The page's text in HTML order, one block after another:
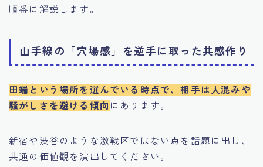
順番に解説します。
山手線の「穴場感」を逆手に取った共感作り
田端という場所を選んでいる時点で、相手は人混みや
騒がしさを避ける傾向 にあります。
新宿や渋谷のような激戦区ではない点を話題に出し、
共通の価値観を演出してください。